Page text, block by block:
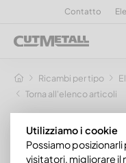
Contatto
Ricambi per tipo
Torna all'elenco articoli
Utilizziamo i cookie
Possiamo posizionarli
visitatori, migliorare il